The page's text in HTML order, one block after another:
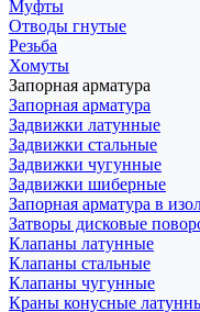
Муфты
Отводы гнутые
Резьба
Хомуты
Запорная арматура
Запорная арматура
Задвижки латунные
Задвижки стальные
Задвижки чугунные
Задвижки шиберные
Запорная арматура в
Затворы дисковые
Клапаны латунные
Клапаны стальные
Клапаны чугунные
Краны конусные